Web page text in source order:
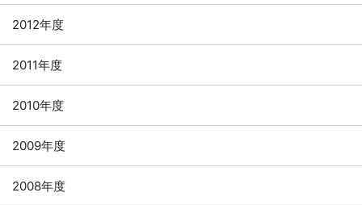
2012年度
2011年度
2010年度
2009年度
2008年度